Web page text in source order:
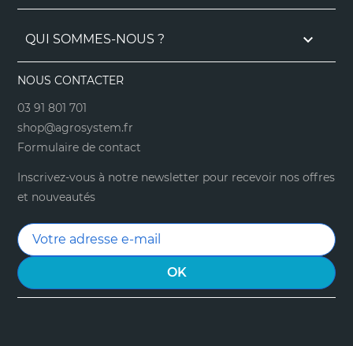
QUI SOMMES-NOUS ? 
NOUS CONTACTER
03 91 801 701
shop@agrosystem.fr
Formulaire de contact
Inscrivez-vous à notre newsletter pour recevoir nos offres
et nouveautés